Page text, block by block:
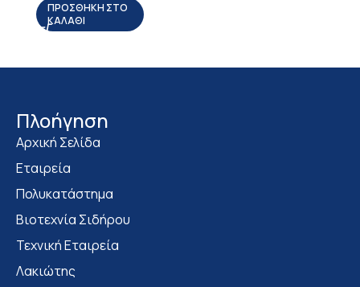
ΠΡΟΣΘΉΚΗ ΣΤΟ
ΚΑΛΆΘΙ
Πλοήγηση
Αρχική Σελίδα
Εταιρεία
Πολυκατάστημα
Bιοτεχνία Σιδήρου
Τεχνική Εταιρεία
Λακιώτης